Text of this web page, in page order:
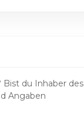
du Inhaber des
Angaben